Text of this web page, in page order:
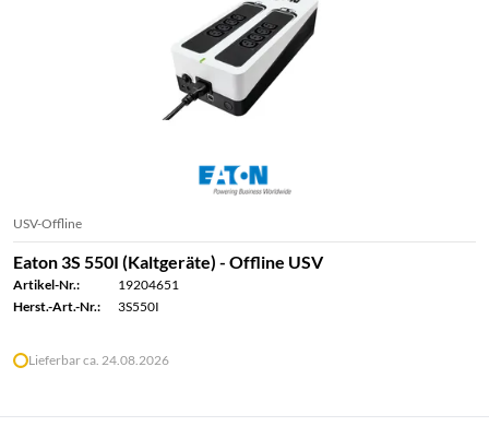
USV-Offline
Eaton 3S 550I (Kaltgeräte) - Offline USV
Artikel-Nr.:
19204651
Herst.-Art.-Nr.:
3S550I
Lieferbar ca. 24.08.2026